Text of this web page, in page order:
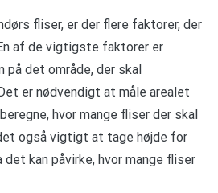
fliser, er der flere faktorer, der
af de vigtigste faktorer er
det område, der skal
er nødvendigt at måle arealet
hvor mange fliser der skal
også vigtigt at tage højde for
det kan påvirke, hvor mange fliser